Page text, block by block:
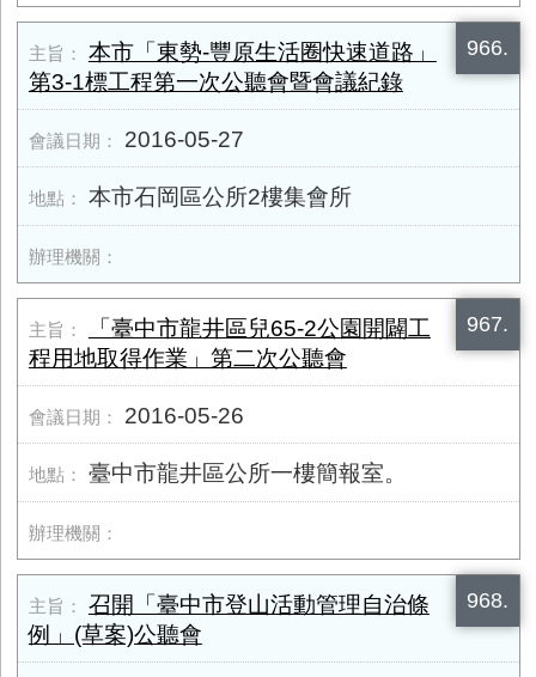
966.
本市「東勢-豐原生活圈快速道路」
第3-1標工程第一次公聽會暨會議紀錄
2016-05-27
本市石岡區公所2樓集會所
967.
「臺中市龍井區兒65-2公園開闢工
程用地取得作業」第二次公聽會
2016-05-26
臺中市龍井區公所一樓簡報室。
968.
召開「臺中市登山活動管理自治條
例」(草案)公聽會